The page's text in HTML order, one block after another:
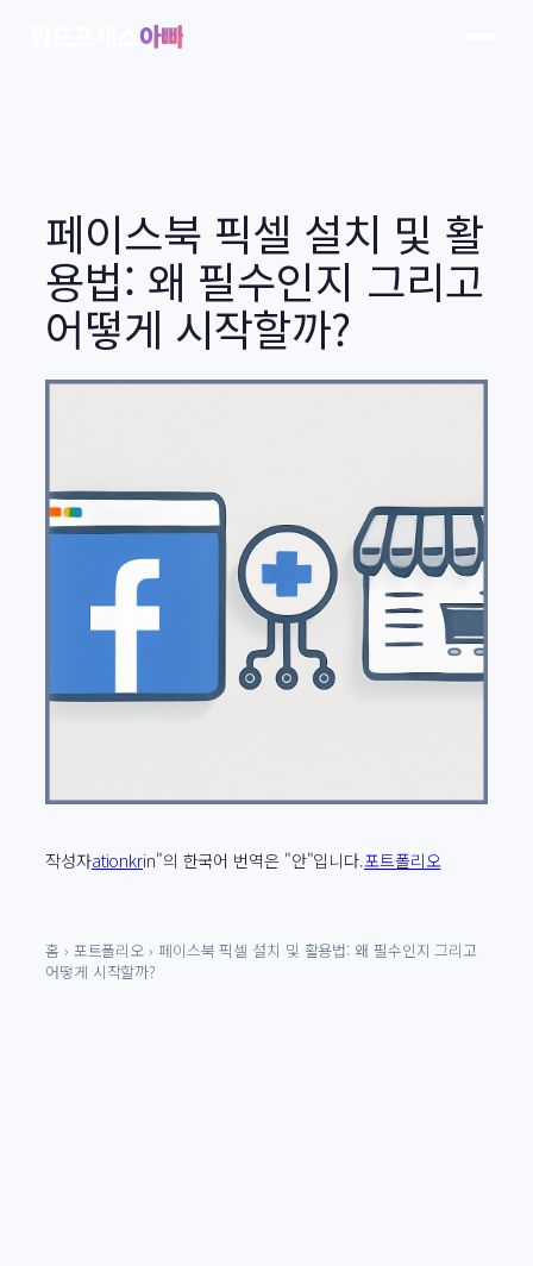
아빠
페이스북 픽셀 설치 및 활
용법: 왜 필수인지 그리고
어떻게 시작할까?
작성자ationkrin"의 한국어 번역은 "안"입니다.포트폴리오
홈 › 포트폴리오 › 페이스북 픽셀 설치 및 활용법: 왜 필수인지 그리고
어떻게 시작할까?